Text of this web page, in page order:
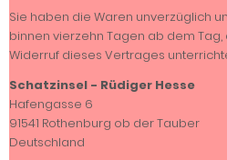
Sie haben die Waren unverzüglich
binnen vierzehn Tagen ab dem
Widerruf dieses Vertrages
Schatzinsel - Rüdiger Hesse
Hafengasse 6
91541 Rothenburg ob der Tauber
Deutschland